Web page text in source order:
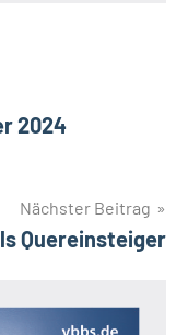
2024
Nächster Beitrag
Quereinsteiger